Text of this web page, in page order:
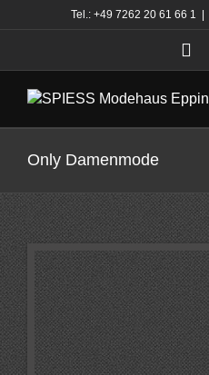
Tel.: +49 7262 20 61 66 1
Only Damenmode